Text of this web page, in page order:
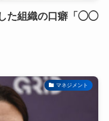
た組織の口癖「◯◯
マネジメント